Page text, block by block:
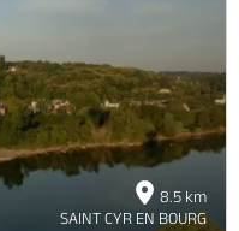
8.5 km
SAINT CYR EN BOURG